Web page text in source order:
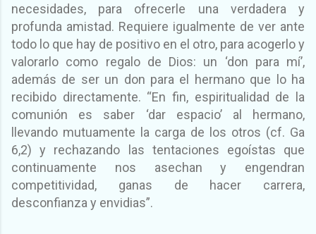
necesidades, para ofrecerle una verdadera y
profunda amistad. Requiere igualmente de ver ante
todo lo que hay de positivo en el otro, para acogerlo y
valorarlo como regalo de Dios: un ‘don para mí’,
además de ser un don para el hermano que lo ha
recibido directamente. “En fin, espiritualidad de la
comunión es saber ‘dar espacio’ al hermano,
llevando mutuamente la carga de los otros (cf. Ga
6,2) y rechazando las tentaciones egoístas que
continuamente nos asechan y engendran
competitividad, ganas de hacer carrera,
desconfianza y envidias”.